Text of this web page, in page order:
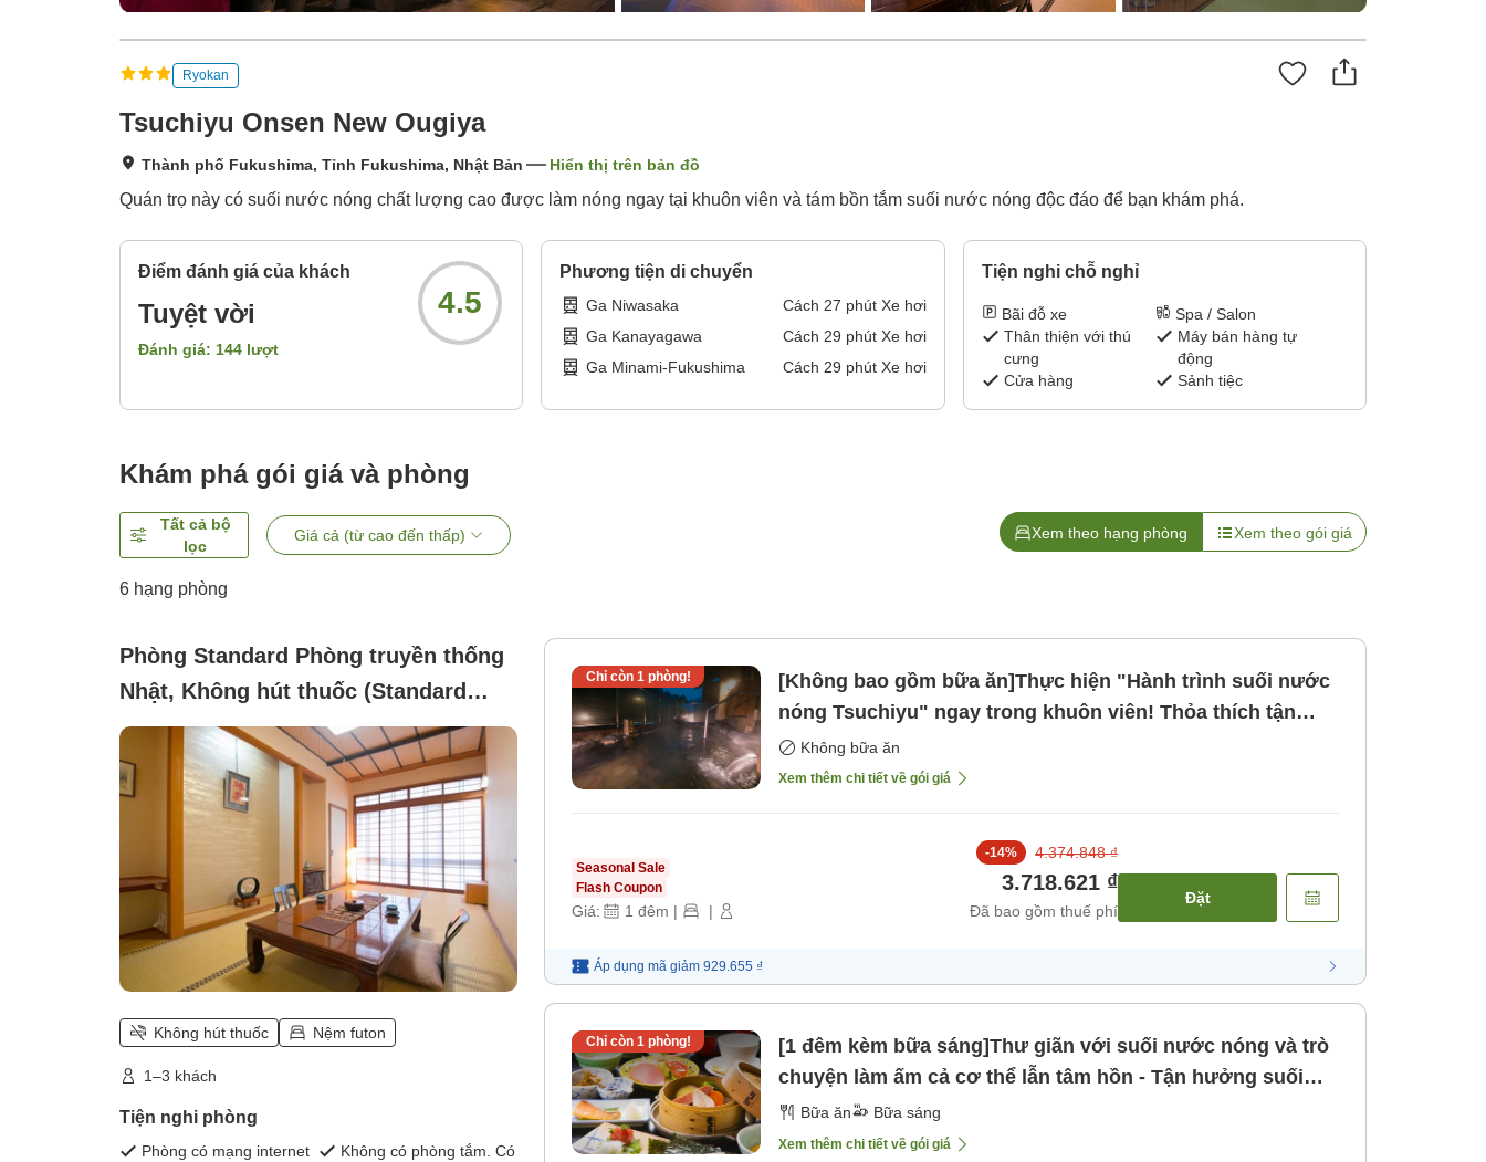
Ryokan
Tsuchiyu Onsen New Ougiya
Thành phố Fukushima, Tỉnh Fukushima, Nhật Bản Hiển thị trên bản đồ
Quán trọ này có suối nước nóng chất lượng cao được làm nóng ngay tại khuôn viên và tám bồn tắm suối nước nóng độc đáo để bạn khám phá.
Điểm đánh giá của khách
Tuyệt vời
Đánh giá: 144 lượt
4.5
Phương tiện di chuyển
Ga Niwasaka Cách 27 phút Xe hơi
Ga Kanayagawa
Cách 29 phút Xe hơi
Ga Minami-Fukushima
Cách 29 phút Xe hơi
Tiện nghi chỗ nghỉ
Bãi đỗ xe
Spa / Salon
Thân thiện với thú
cưng
Máy bán hàng tự
động
Cửa hàng
Sảnh tiệc
Khám phá gói giá và phòng
Tất cả bộ
lọc
Giá cả (từ cao đến thấp) Xem theo hạng phòng Xem theo gói giá
6 hạng phòng
Phòng Standard Phòng truyền thống
Nhật, Không hút thuốc (Standard
Japanese-style room <Japanese-style
room with 8 tatami mats>)
Không hút thuốc Nệm futon
1–3 khách
Tiện nghi phòng
Phòng có mạng internet
Không có phòng tắm. Có
Chỉ còn 1phòng!
[Không bao gồm bữa ăn]Thực hiện "Hành trình suối nước
nóng Tsuchiyu" ngay trong khuôn viên! Thỏa thích tận
hưởng suối nước nóng làm đẹp da Kế hoạch không dành
cho thú cưng. [Không bao gồm bữa ăn]
Không bữa ăn
Xem thêm chi tiết về gói giá
Seasonal Sale
Flash Coupon
Giá: 1 đêm | |
-14% 4.374.848 ₫
3.718.621 ₫
Đã bao gồm thuế phí
Đặt
Áp dụng mã giảm 929.655 ₫
Chỉ còn 1phòng!
[1 đêm kèm bữa sáng]Thư giãn với suối nước nóng và trò
chuyện làm ấm cả cơ thể lẫn tâm hồn - Tận hưởng suối
nước nóng làm đẹp và bữa sáng trong chuyến đi chữa
lành [Bữa sáng]
Bữa ăn Bữa sáng
Xem thêm chi tiết về gói giá